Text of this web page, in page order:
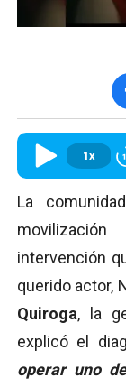
1x
La
intervención
querido actor,
Quiroga, la
explicó el
operar uno